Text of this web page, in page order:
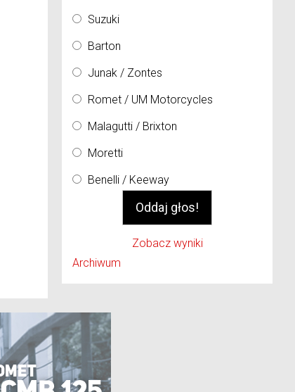
Suzuki
Barton
Junak / Zontes
Romet / UM Motorcycles
Malagutti / Brixton
Moretti
Benelli / Keeway
Zobacz wyniki
Archiwum